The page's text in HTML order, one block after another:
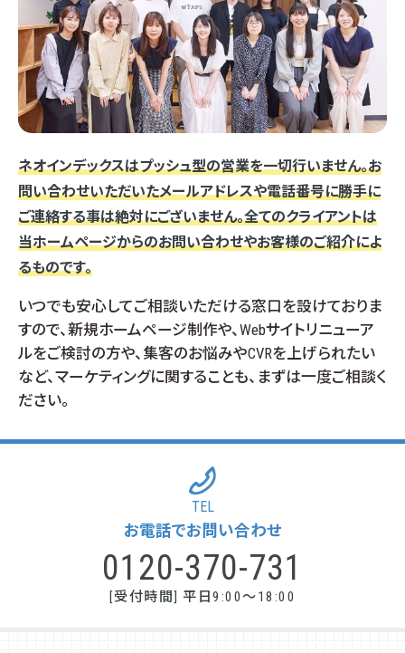
ネオインデックスはプッシュ型の営業を一切行いません。お
問い合わせいただいたメールアドレスや電話番号に勝手に
ご連絡する事は絶対にございません。全てのクライアントは
当ホームページからのお問い合わせやお客様のご紹介によ
るものです。
いつでも安心してご相談いただける窓口を設けておりま
すので、 新規ホームページ制作や、Webサイトリニューア
ルをご検討の方や、集客のお悩みやCVRを上げられたい
など、マーケティングに関することも、まずは一度ご相談く
ださい。
TEL
お電話でお問い合わせ
0120-370-731
[受付時間] 平日9:00～18:00